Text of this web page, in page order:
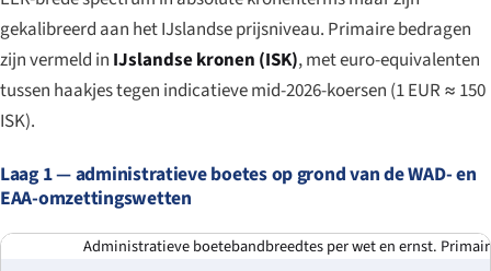
gekalibreerd aan het IJslandse prijsniveau. Primaire bedragen
zijn vermeld in IJslandse kronen (ISK), met euro-equivalenten
tussen haakjes tegen indicatieve mid-2026-koersen (1 EUR ≈ 150
ISK).
Laag 1 — administratieve boetes op grond van de WAD- en
EAA-omzettingswetten
Administratieve boetebandbreedtes per wet en ernst.